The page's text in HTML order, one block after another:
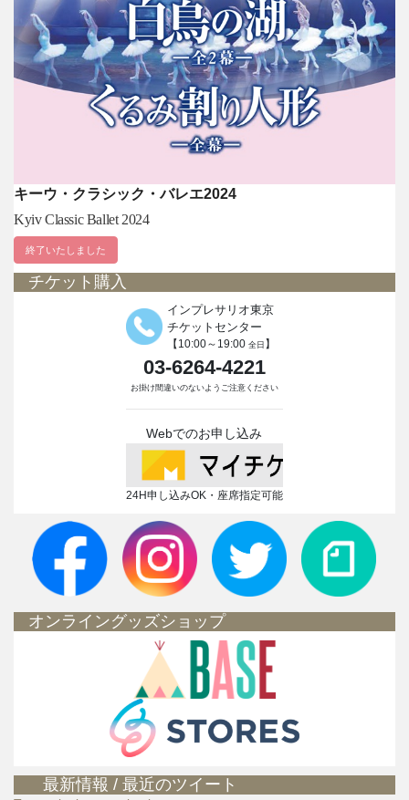
キーウ・クラシック・バレエ2024
Kyiv Classic Ballet 2024
終了いたしました
チケット購入
インプレサリオ東京
チケットセンター
【10:00～19:00 全日 】
03-6264-4221
お掛け間違いのないようご注意ください
Webでのお申し込み
24H申し込みOK・座席指定可能
オンライングッズショップ
最新情報 / 最近のツイート